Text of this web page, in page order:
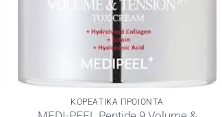
ΚΟΡΕΑΤΙΚΑ ΠΡΟΙΟΝΤΑ